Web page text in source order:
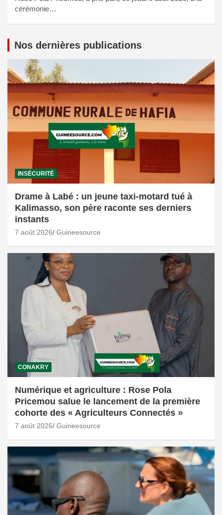
cérémonie…
Nos dernières publications
INSÉCURITÉ
Drame à Labé : un jeune taxi-motard tué à
Kalimasso, son père raconte ses derniers
instants
7 août 2026 Guineesource
CONAKRY
Numérique et agriculture : Rose Pola
Pricemou salue le lancement de la première
cohorte des « Agriculteurs Connectés »
7 août 2026 Guineesource